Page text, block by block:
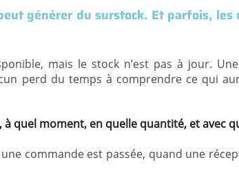
générer du surstock. Et parfois,
mais le stock n’est pas à jour.
perd du temps à comprendre ce qui
quel moment, en quelle quantité, et avec
commande est passée, quand une